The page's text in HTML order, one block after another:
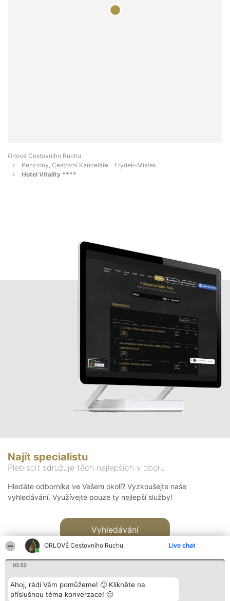
ORLOVÉ Cestovního Ruchu Live chat
02:52
Ahoj, rádi Vám pomůžeme! 🙂 Klikněte na
příslušnou téma konverzace! 🙂
Orlové Cestovního Ruchu
Penziony, Cestovní Kanceláře - Frýdek-Místek
Hotel Vitality ****
Najít specialistu
Plebiscit sdružuje těch nejlepších v oboru
Hledáte odborníka ve Vašem okolí? Vyzkoušejte naše
vyhledávání. Využívejte pouze ty nejlepší služby!
Vyhledávání